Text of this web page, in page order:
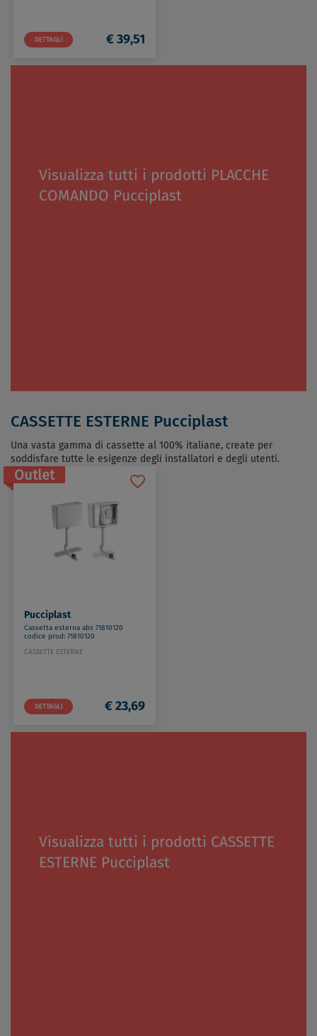
DETTAGLI € 39,51
Visualizza tutti i prodotti PLACCHE
COMANDO Pucciplast
CASSETTE ESTERNE Pucciplast
Una vasta gamma di cassette al 100% italiane, create per
soddisfare tutte le esigenze degli installatori e degli utenti.
Outlet
Pucciplast
Cassetta esterna abs 71810120
codice prod: 71810120
CASSETTE ESTERNE
DETTAGLI € 23,69
Visualizza tutti i prodotti CASSETTE
ESTERNE Pucciplast